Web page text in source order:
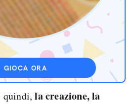
GIOCA ORA
quindi,la creazione, la